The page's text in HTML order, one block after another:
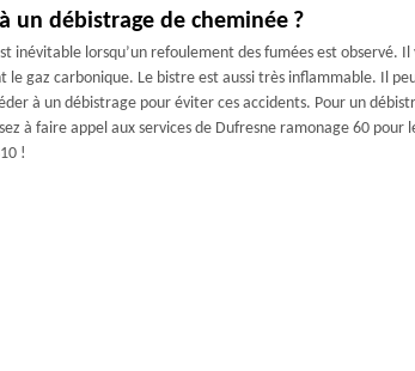
un débistrage de cheminée ?
inévitable lorsqu’un refoulement des fumées est observé.
le gaz carbonique. Le bistre est aussi très inflammable. Il
à un débistrage pour éviter ces accidents. Pour un
à faire appel aux services de Dufresne ramonage 60 pour
!